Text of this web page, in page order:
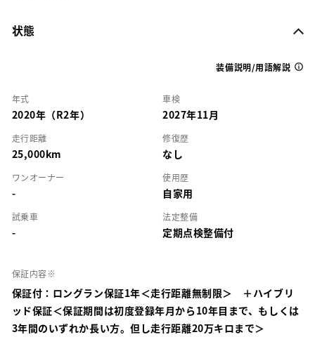
状態
装備説明/用語解説
年式
2020年（R2年）
車検
2027年11月
走行距離
25,000km
修復歴
なし
ワンオーナー
-
使用歴
自家用
試乗車
-
法定整備
定期点検整備付
保証内容※
保証付：ロングラン保証1年＜走行距離無制限＞ ＋ハイブリ
ッド保証＜保証期間は初度登録年月から10年目まで、もしくは
3年間のいずれか長い方。但し走行距離20万キロまで＞